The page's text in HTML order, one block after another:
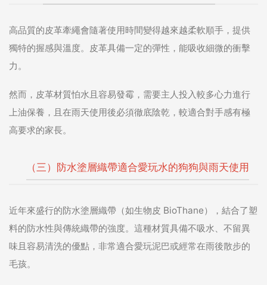
高品質的皮革牽繩會隨著使用時間變得越來越柔軟順手，提供
獨特的握感與溫度。皮革具備一定的彈性，能吸收細微的衝擊
力。
然而，皮革材質怕水且容易發霉，需要主人投入較多心力進行
上油保養，且在雨天使用後必須徹底陰乾，較適合對手感有極
高要求的家長。
（三）防水塗層織帶適合愛玩水的狗狗與雨天使用
近年來盛行的防水塗層織帶（如生物皮 BioThane），結合了塑
料的防水性與傳統織帶的強度。這種材質具備不吸水、不留異
味且容易清洗的優點，非常適合愛玩泥巴或經常在雨後散步的
毛孩。